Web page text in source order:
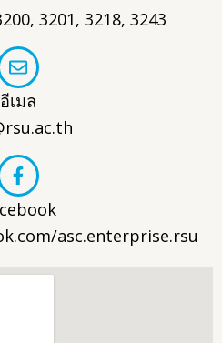
3201, 3218, 3243
อีเมล
asc.enterprise.rsu